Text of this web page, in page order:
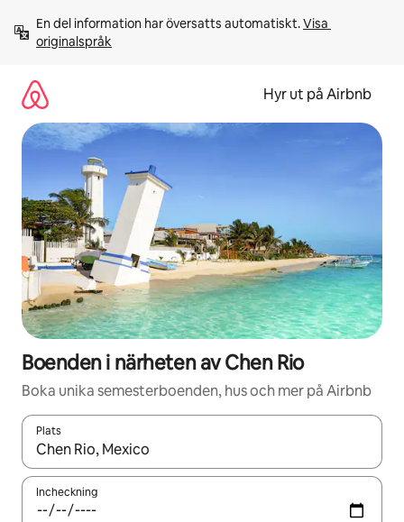
innehåll
En del information har översatts automatiskt. Visa
originalspråk
Hyr ut på Airbnb
Boenden i närheten av Chen Rio
Boka unika semesterboenden, hus och mer på Airbnb
Plats
När resultaten är tillgängliga kan du navigera med upp- och
Incheckning